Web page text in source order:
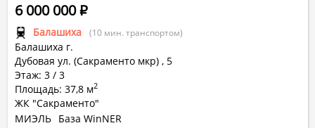
Балашиха (10 мин. транспортом)
Балашиха г.
Дубовая ул. (Сакраменто мкр) , 5
Этаж: 3 / 3
Площадь: 37,8 м2
ЖК "Сакраменто"
6 000 000Р
МИЭЛЬ База WinNER